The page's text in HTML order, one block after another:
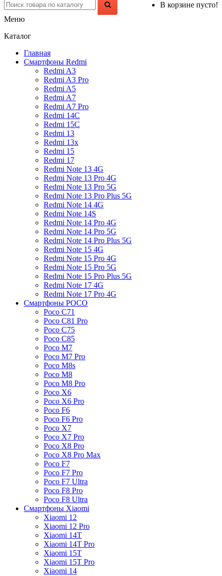
В корзине пусто!
Меню
Каталог
Главная
Смартфоны Redmi
Redmi A3
Redmi A3 Pro
Redmi A5
Redmi A7
Redmi A7 Pro
Redmi 14C
Redmi 15C
Redmi 13
Redmi 13x
Redmi 15
Redmi 17
Redmi Note 13 4G
Redmi Note 13 Pro 4G
Redmi Note 13 Pro 5G
Redmi Note 13 Pro Plus 5G
Redmi Note 14 4G
Redmi Note 14S
Redmi Note 14 Pro 4G
Redmi Note 14 Pro 5G
Redmi Note 14 Pro Plus 5G
Redmi Note 15 4G
Redmi Note 15 Pro 4G
Redmi Note 15 Pro 5G
Redmi Note 15 Pro Plus 5G
Redmi Note 17 4G
Redmi Note 17 Pro 4G
Смартфоны POCO
Poco C71
Poco C81 Pro
Poco C75
Poco C85
Poco M7
Poco M7 Pro
Poco M8s
Poco M8
Poco M8 Pro
Poco X6
Poco X6 Pro
Poco F6
Poco F6 Pro
Poco X7
Poco X7 Pro
Poco X8 Pro
Poco X8 Pro Max
Poco F7
Poco F7 Pro
Poco F7 Ultra
Poco F8 Pro
Poco F8 Ultra
Смартфоны Xiaomi
Xiaomi 12
Xiaomi 12 Pro
Xiaomi 14T
Xiaomi 14T Pro
Xiaomi 15T
Xiaomi 15T Pro
Xiaomi 14